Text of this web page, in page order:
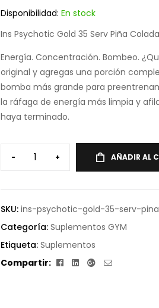
Disponibilidad: En stock
Ins Psychotic Gold 35 Serv Piña Colada
Energía. Concentración. Bombeo.
original y agregas una porción
bomba más grande para
la ráfaga de energía más limpia y
haya terminado.
- + AÑADIR AL
SKU: ins-psychotic-gold-35-serv-
Categoría: Suplementos GYM
Etiqueta: Suplementos
Compartir:
Facebook
LinkedinGoogle+
Correo